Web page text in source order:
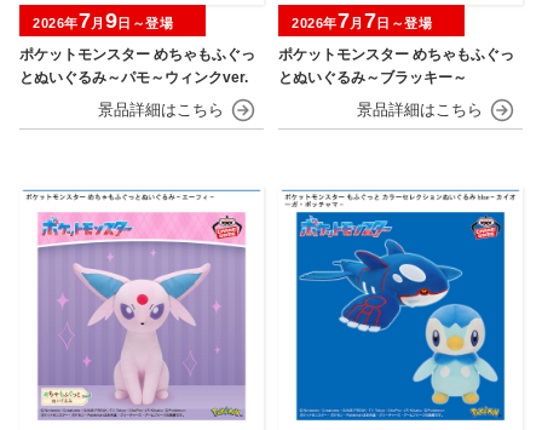
ポケットモンスター めちゃもふぐっ
とぬいぐるみ～パモ～ウィンクver.
2026年7月 9日～登場
ポケットモンスター めちゃもふぐっ
とぬいぐるみ～ブラッキー～
2026年7月 7日～登場